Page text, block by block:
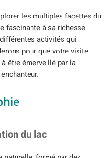
les multiples facettes du
fascinante à sa richesse
activités qui
pour que votre visite
être émerveillé par la
du lac